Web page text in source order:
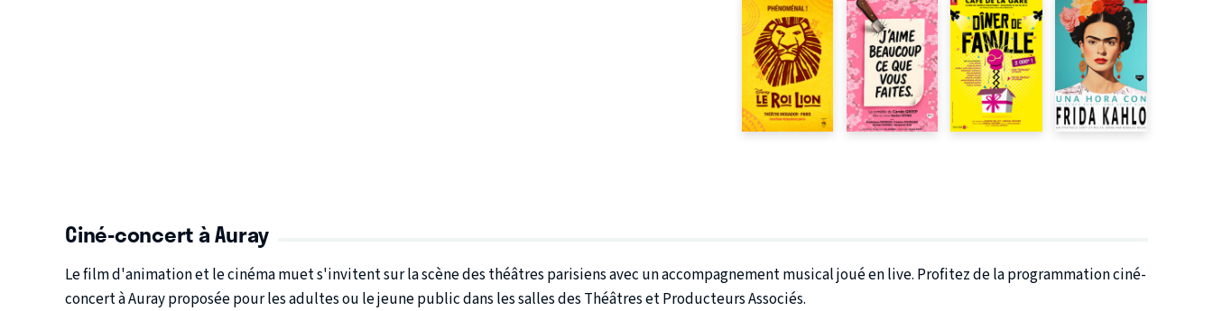
Ciné-concert à Auray
Le film d'animation et le cinéma muet s'invitent sur la scène des théâtres parisiens avec un accompagnement musical joué en live. Profitez de la programmation ciné-
concert à Auray proposée pour les adultes ou le jeune public dans les salles des Théâtres et Producteurs Associés.